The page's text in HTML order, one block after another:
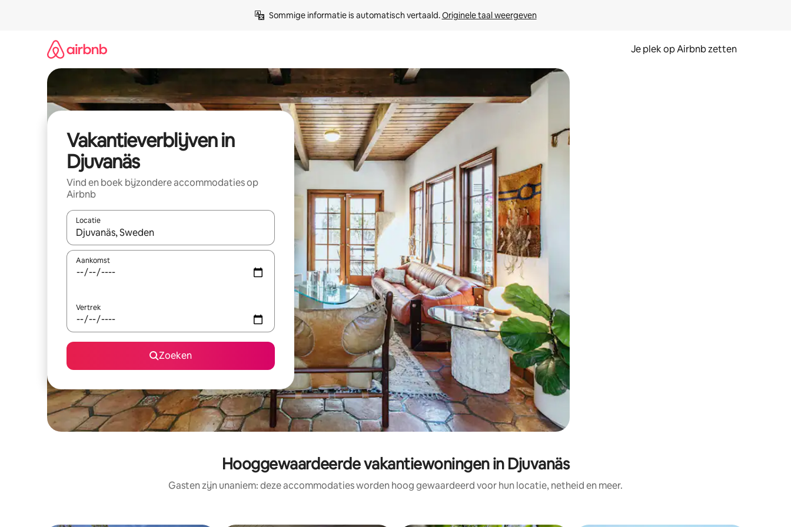
Sommige informatie is automatisch vertaald. Originele taal weergeven
Je plek op Airbnb zetten
Vakantieverblijven in
Djuvanäs
Vind en boek bijzondere accommodaties op
Airbnb
Locatie
Wanneer er resultaten beschikbaar zijn, maak je een keuze met je de pijltjestoetsen omhoog en omlaag, óf door te tikken of swipen.
Aankomst
Vertrek
Zoeken
Hooggewaardeerde vakantiewoningen in Djuvanäs
Gasten zijn unaniem: deze accommodaties worden hoog gewaardeerd voor hun locatie, netheid en meer.